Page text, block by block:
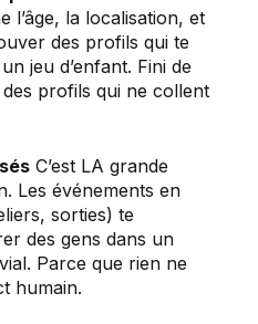
l’âge, la localisation, et
des profils qui te
jeu d’enfant. Fini de
profils qui ne collent
C’est LA grande
Les événements en
sorties) te
des gens dans un
Parce que rien ne
humain.